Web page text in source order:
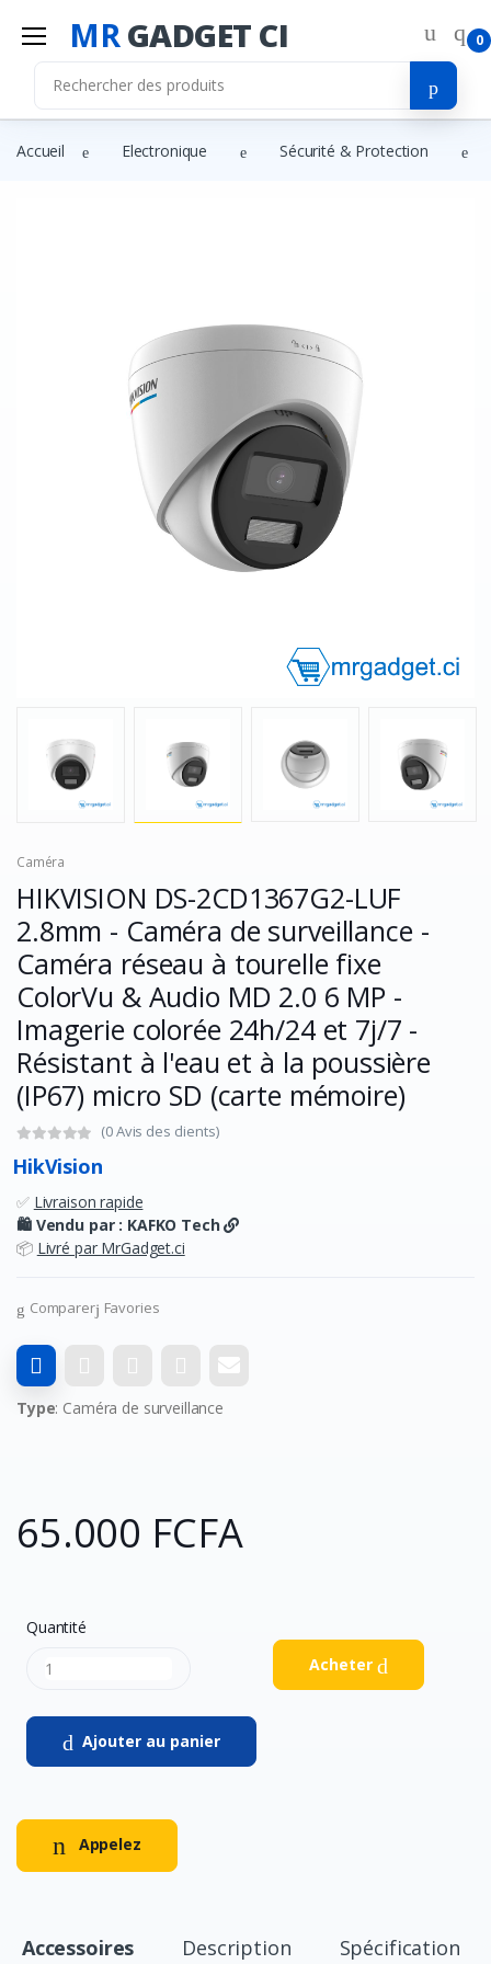
MRGADGET CI 0
Accueil Electronique Sécurité & Protection
Caméra
HIKVISION DS-2CD1367G2-LUF
2.8mm - Caméra de surveillance -
Caméra réseau à tourelle fixe
ColorVu & Audio MD 2.0 6 MP -
Imagerie colorée 24h/24 et 7j/7 -
Résistant à l'eau et à la poussière
(IP67) micro SD (carte mémoire)
(0 Avis des clients)
HikVision
✅ Livraison rapide
🛍️ Vendu par : KAFKO Tech
📦 Livré par MrGadget.ci
Comparer Favories
Type: Caméra de surveillance
65.000 FCFA
Quantité
Ajouter au panier
Acheter
Appelez
Accessoires Description Spécification